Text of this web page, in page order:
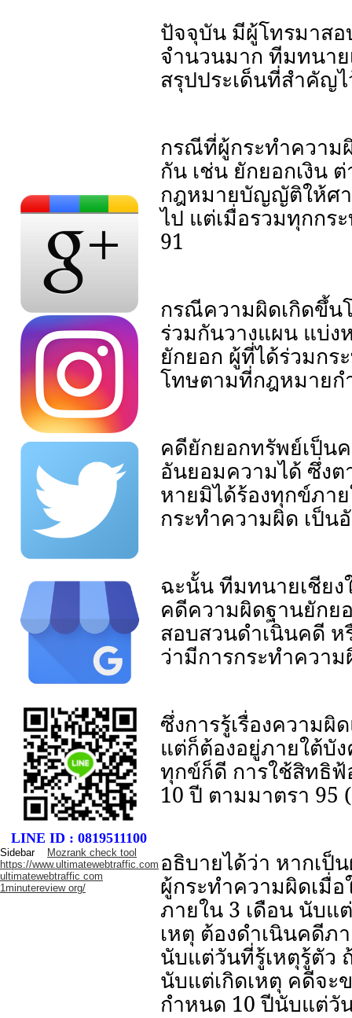
LINE ID : 0819511100
Sidebar
Mozrank check tool
https://www.ultimatewebtraffic.com
ultimatewebtraffic com
1minutereview org/
ปัจจุบัน มีผู้โทรมาส
จำนวนมาก ทีมทนาย
สรุปประเด็นที่สำคัญ
กรณีที่ผู้กระทำความ
กัน เช่น ยักยอกเงิน
กฎหมายบัญญัติให้ศา
ไป แต่เมื่อรวมทุกกร
91
กรณีความผิดเกิดขึ้น
ร่วมกันวางแผน แบ่ง
ยักยอก ผู้ที่ได้ร่วมกร
โทษตามที่กฎหมายก
คดียักยอกทรัพย์เป็น
อันยอมความได้ ซึ่ง
หายมิได้ร้องทุกข์ภา
กระทำความผิด เป็น
ฉะนั้น ทีมทนายเชียง
คดีความผิดฐานยักย
สอบสวนดำเนินคดี ห
ว่ามีการกระทำควา
ซึ่งการรู้เรื่องความ
แต่ก็ต้องอยู่ภายใต้บั
ทุกข์ก็ดี การใช้สิทธิฟ้
10 ปี ตามมาตรา 95
อธิบายได้ว่า หากเป็
ผู้กระทำความผิดเมื่
ภายใน 3 เดือน นับแ
เหตุ ต้องดำเนินคดีภ
นับแต่วันที่รู้เหตุรู้ตัว
นับแต่เกิดเหตุ คดีจะ
กำหนด 10 ปีนับแต่วั